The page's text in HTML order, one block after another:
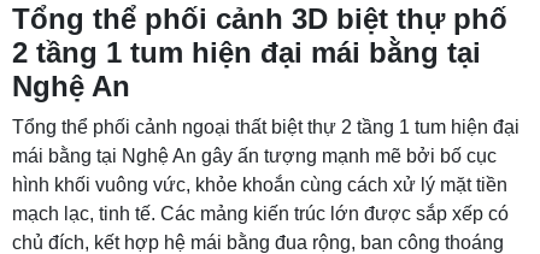
Tổng thể phối cảnh 3D biệt thự phố
2 tầng 1 tum hiện đại mái bằng tại
Nghệ An
Tổng thể phối cảnh ngoại thất biệt thự 2 tầng 1 tum hiện đại
mái bằng tại Nghệ An gây ấn tượng mạnh mẽ bởi bố cục
hình khối vuông vức, khỏe khoắn cùng cách xử lý mặt tiền
mạch lạc, tinh tế. Các mảng kiến trúc lớn được sắp xếp có
chủ đích, kết hợp hệ mái bằng đua rộng, ban công thoáng